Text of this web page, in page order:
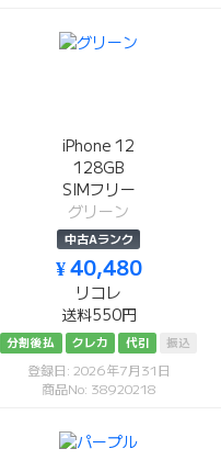
iPhone 12
128GB
SIMフリー
グリーン
中古Aランク
¥ 40,480
リコレ
送料550円
分割後払 クレカ 代引 振込
登録日: 2026年7月31日
商品No: 38920218